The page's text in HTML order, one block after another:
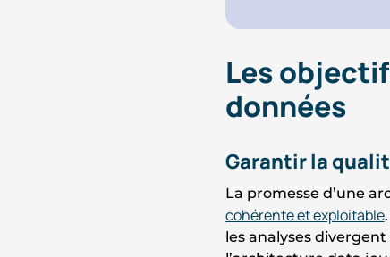
Les
données
Garantir la
La promesse d’une
cohérente et exploitable
les analyses